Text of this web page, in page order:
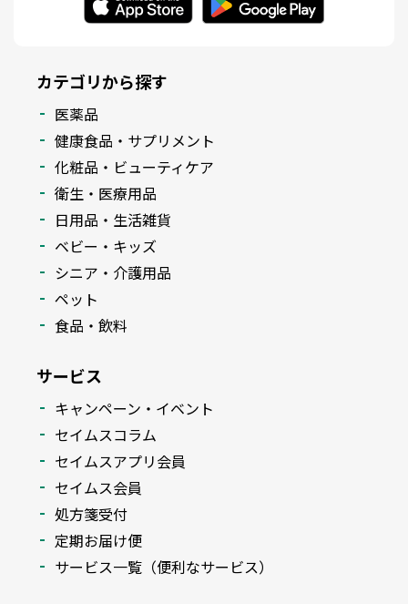
カテゴリから探す
医薬品
健康食品・サプリメント
化粧品・ビューティケア
衛生・医療用品
日用品・生活雑貨
ベビー・キッズ
シニア・介護用品
ペット
食品・飲料
サービス
キャンペーン・イベント
セイムスコラム
セイムスアプリ会員
セイムス会員
処方箋受付
定期お届け便
サービス一覧（便利なサービス）